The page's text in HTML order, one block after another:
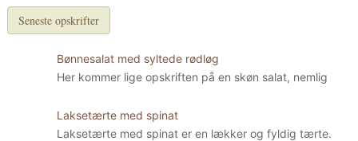
Seneste opskrifter
Bønnesalat med syltede rødløg
Her kommer lige opskriften på en skøn salat, nemlig
Laksetærte med spinat
Laksetærte med spinat er en lækker og fyldig tærte.